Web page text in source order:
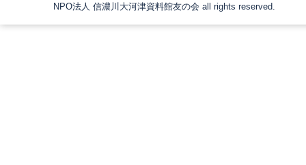
NPO法人 信濃川大河津資料館友の会 all rights reserved.